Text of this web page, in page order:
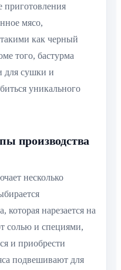
приготовления
мясо,
как черный
того, бастурма
для сушки и
уникального
производства
несколько
которая нарезается на
солью и специями,
и приобрести
подвешивают для